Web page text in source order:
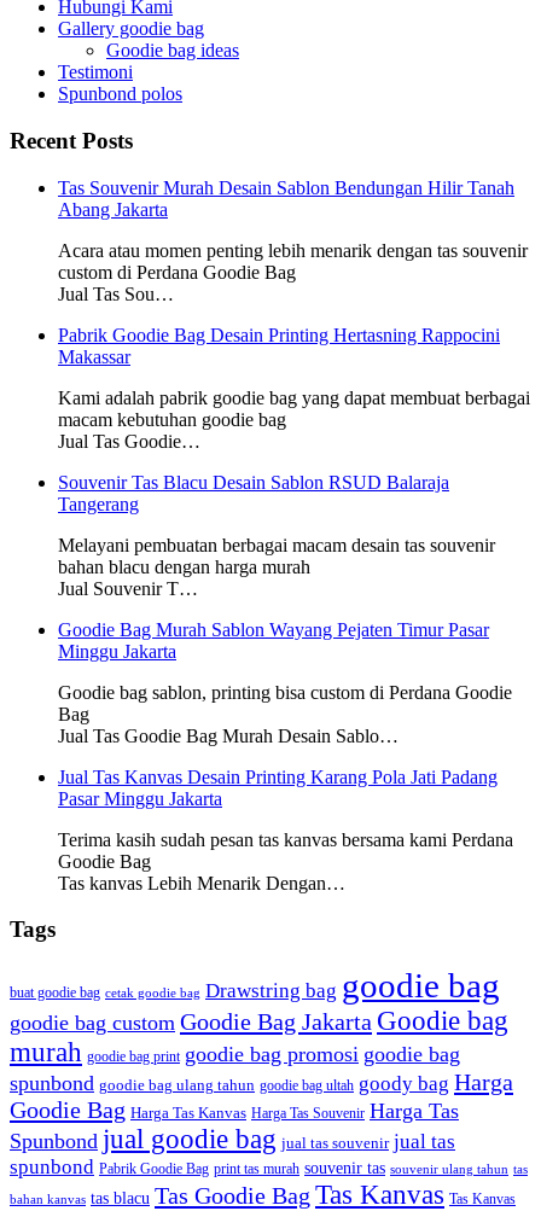
Hubungi Kami
Gallery goodie bag
Goodie bag ideas
Testimoni
Spunbond polos
Recent Posts
Tas Souvenir Murah Desain Sablon Bendungan Hilir Tanah
Abang Jakarta
Acara atau momen penting lebih menarik dengan tas souvenir
custom di Perdana Goodie Bag
Jual Tas Sou…
Pabrik Goodie Bag Desain Printing Hertasning Rappocini
Makassar
Kami adalah pabrik goodie bag yang dapat membuat berbagai
macam kebutuhan goodie bag
Jual Tas Goodie…
Souvenir Tas Blacu Desain Sablon RSUD Balaraja
Tangerang
Melayani pembuatan berbagai macam desain tas souvenir
bahan blacu dengan harga murah
Jual Souvenir T…
Goodie Bag Murah Sablon Wayang Pejaten Timur Pasar
Minggu Jakarta
Goodie bag sablon, printing bisa custom di Perdana Goodie
Bag
Jual Tas Goodie Bag Murah Desain Sablo…
Jual Tas Kanvas Desain Printing Karang Pola Jati Padang
Pasar Minggu Jakarta
Terima kasih sudah pesan tas kanvas bersama kami Perdana
Goodie Bag
Tas kanvas Lebih Menarik Dengan…
Tags
buat goodie bag cetak goodie bag Drawstring bag goodie bag
goodie bag custom Goodie Bag Jakarta Goodie bag
murah goodie bag print goodie bag promosi goodie bag
spunbond goodie bag ulang tahun goodie bag ultah goody bag Harga
Goodie Bag Harga Tas Kanvas Harga Tas Souvenir Harga Tas
Spunbond jual goodie bag jual tas souvenir jual tas
spunbond Pabrik Goodie Bag print tas murah souvenir tas souvenir ulang tahun tas
bahan kanvas tas blacu Tas Goodie Bag Tas Kanvas Tas Kanvas